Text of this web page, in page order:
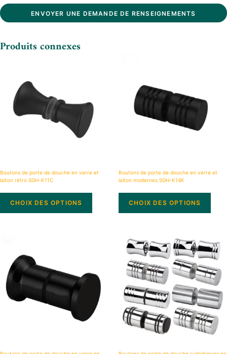
ENVOYER UNE DEMANDE DE RENSEIGNEMENTS
Produits connexes
Boutons de porte de douche en verre et
laiton rétro SGH-K11C
CHOIX DES OPTIONS
Boutons de porte de douche en verre et
laiton modernes SGH-K14K
CHOIX DES OPTIONS